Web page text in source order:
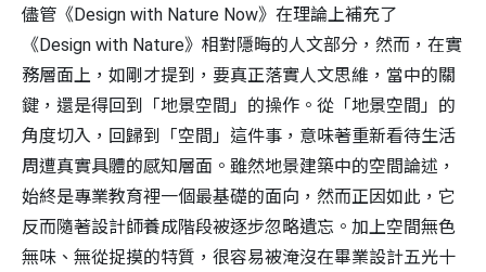
儘管《Design with Nature Now》在理論上補充了
《Design with Nature》相對隱晦的人文部分，然而，在實
務層面上，如剛才提到，要真正落實人文思維，當中的關
鍵，還是得回到「地景空間」的操作。從「地景空間」的
角度切入，回歸到「空間」這件事，意味著重新看待生活
周遭真實具體的感知層面。雖然地景建築中的空間論述，
始終是專業教育裡一個最基礎的面向，然而正因如此，它
反而隨著設計師養成階段被逐步忽略遺忘。加上空間無色
無味、無從捉摸的特質，很容易被淹沒在畢業設計五光十